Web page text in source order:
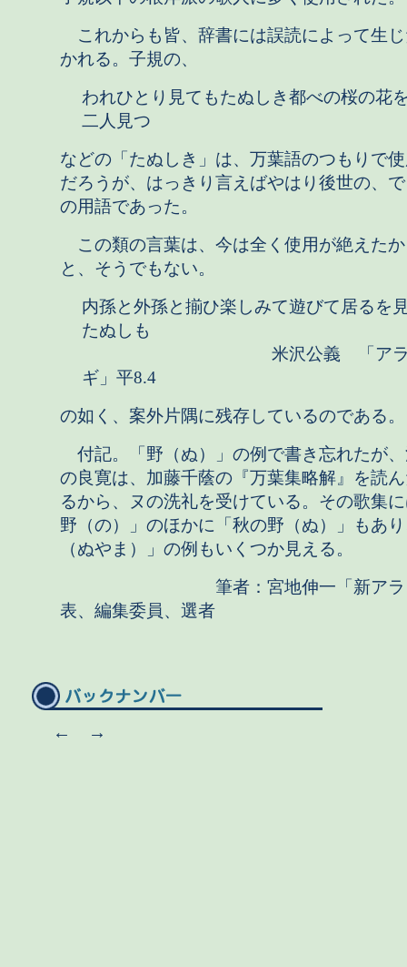
これからも皆、辞書には誤読によって生
かれる。子規の、
われひとり見てもたぬしき都べの桜の花
二人見つ
などの「たぬしき」は、万葉語のつもりで
だろうが、はっきり言えばやはり後世の、
の用語であった。
この類の言葉は、今は全く使用が絶えた
と、そうでもない。
内孫と外孫と揃ひ楽しみて遊びて居るを
たぬしも
米沢公義 「アラ
ギ」平8.4
の如く、案外片隅に残存しているのである。
付記。「野（ぬ）」の例で書き忘れたが
の良寛は、加藤千蔭の『万葉集略解』を読
るから、ヌの洗礼を受けている。その歌集
野（の）」のほかに「秋の野（ぬ）」もあ
（ぬやま）」の例もいくつか見える。
筆者：宮地伸一「新アララ
表、編集委員、選者
← →